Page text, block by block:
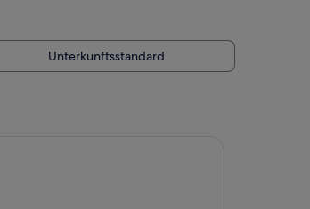
Unterkunftsstandard